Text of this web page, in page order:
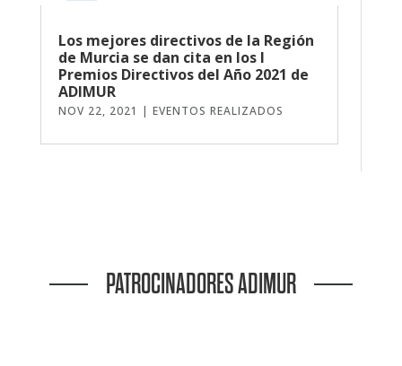
Los mejores directivos de la Región
de Murcia se dan cita en los I
Premios Directivos del Año 2021 de
ADIMUR
NOV 22, 2021 | EVENTOS REALIZADOS
PATROCINADORES ADIMUR